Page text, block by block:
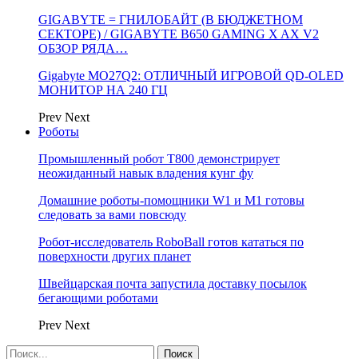
GIGABYTE = ГНИЛОБАЙТ (В БЮДЖЕТНОМ
СЕКТОРЕ) / GIGABYTE B650 GAMING X AX V2
ОБЗОР РЯДА…
Gigabyte MO27Q2: ОТЛИЧНЫЙ ИГРОВОЙ QD-OLED
МОНИТОР НА 240 ГЦ
Prev Next
Роботы
Промышленный робот Т800 демонстрирует
неожиданный навык владения кунг фу
Домашние роботы-помощники W1 и M1 готовы
следовать за вами повсюду
Робот-исследователь RoboBall готов кататься по
поверхности других планет
Швейцарская почта запустила доставку посылок
бегающими роботами
Prev Next